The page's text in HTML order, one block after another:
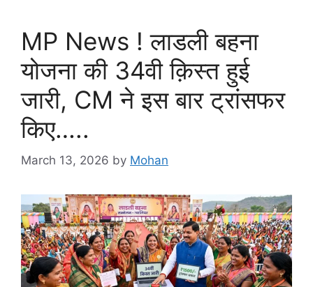
MP News ! लाडली बहना
योजना की 34वी क़िस्त हुई
जारी, CM ने इस बार ट्रांसफर
किए…..
March 13, 2026 by Mohan